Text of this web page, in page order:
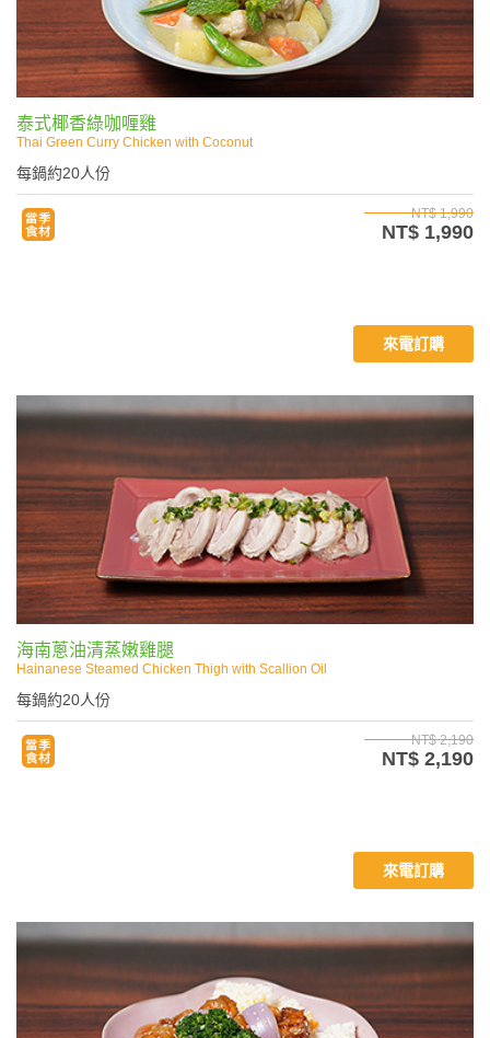
泰式椰香綠咖喱雞
Thai Green Curry Chicken with Coconut
每鍋約20人份
NT$ 1,990
NT$ 1,990
來電訂購
海南蔥油清蒸嫩雞腿
Hainanese Steamed Chicken Thigh with Scallion Oil
每鍋約20人份
NT$ 2,190
NT$ 2,190
來電訂購